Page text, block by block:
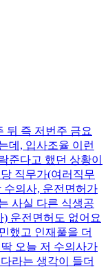
뒤 즉 저번주 금요
데, 입사조율 이런
준다고 했던 상황이
직무가(여러직무
수의사, 운전면허가
사실 다른 식생공
운전면허도 없어요
했고 인재풀을 더
오늘 저 수의사가
라는 생각이 들더